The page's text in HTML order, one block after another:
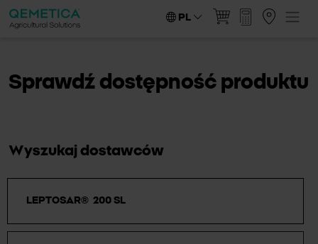
PL
Sprawdź dostępność produktu
Wyszukaj dostawców